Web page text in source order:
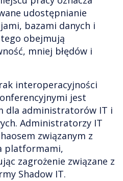
udostępnianie
bazami danych i
obejmują
mniej błędów i
interoperacyjności
jest
dla administratorów IT i
Administratorzy IT
związanym z
platformami,
zagrożenie związane z
Shadow IT.